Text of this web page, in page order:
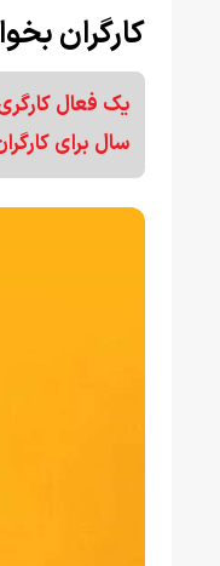
کارگران بخوانند/
سال برای